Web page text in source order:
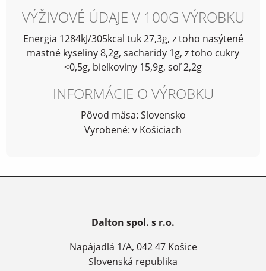
VÝŽIVOVÉ ÚDAJE V 100G VÝROBKU
Energia 1284kJ/305kcal tuk 27,3g, z toho nasýtené
mastné kyseliny 8,2g, sacharidy 1g, z toho cukry
<0,5g, bielkoviny 15,9g, soľ 2,2g
INFORMÁCIE O VÝROBKU
Pôvod mäsa: Slovensko
Vyrobené: v Košiciach
Dalton spol. s r.o.
Napájadlá 1/A, 042 47 Košice
Slovenská republika